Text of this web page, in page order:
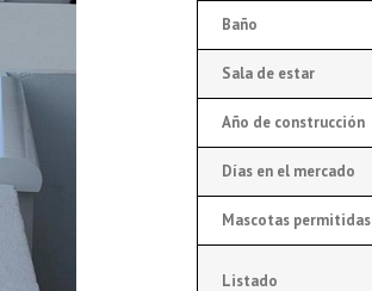
Baño
Sala de estar
Año de construcción
Días en el mercado
Mascotas permitidas
Listado